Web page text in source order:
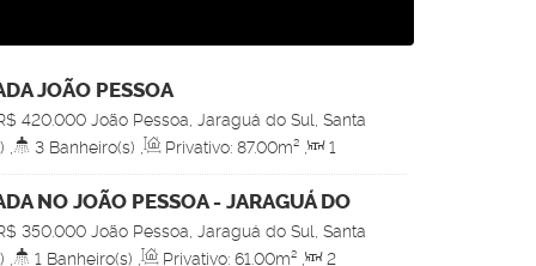
JOÃO PESSOA
420.000 João Pessoa, Jaraguá do Sul, Santa
3 Banheiro(s) Privativo: 87.00m²
1
NO JOÃO PESSOA - JARAGUÁ DO
350.000 João Pessoa, Jaraguá do Sul, Santa
1 Banheiro(s) Privativo: 61 .00m²
2